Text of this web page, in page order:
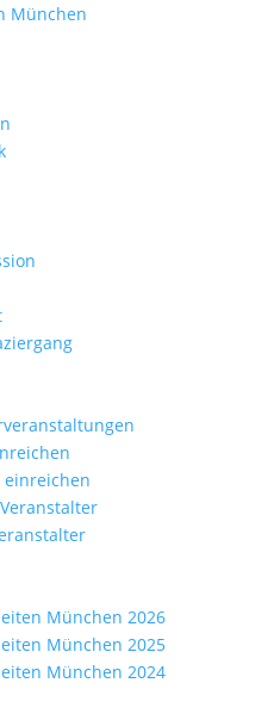
einreichen
München 2026
München 2025
München 2024